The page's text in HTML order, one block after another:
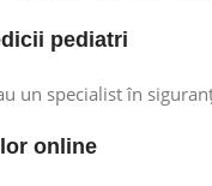
pediatri
un specialist în
online